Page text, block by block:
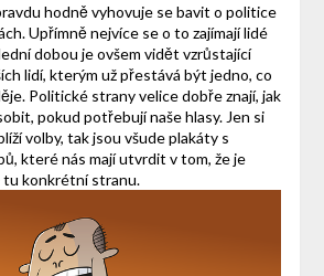
hodně vyhovuje se bavit o politice
Upřímně nejvíce se o to zajímají lidé
dobou je ovšem vidět vzrůstající
lidí, kterým už přestává být jedno, co
Politické strany velice dobře znají, jak
pokud potřebují naše hlasy. Jen si
volby, tak jsou všude plakáty s
které nás mají utvrdit v tom, že je
tu konkrétní stranu.